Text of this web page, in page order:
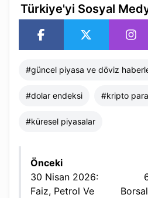
Türkiye'yi Sosyal
#güncel piyasa ve döviz
#dolar endeksi #kripto
#küresel piyasalar
Önceki
30 Nisan 2026:
Faiz, Petrol Ve